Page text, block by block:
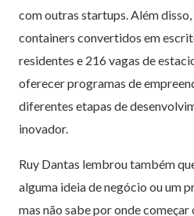
com outras startups. Além
containers convertidos em
residentes e 216 vagas de
oferecer programas de
diferentes etapas de
inovador.
Ruy Dantas lembrou também
alguma ideia de negócio ou um
mas não sabe por onde